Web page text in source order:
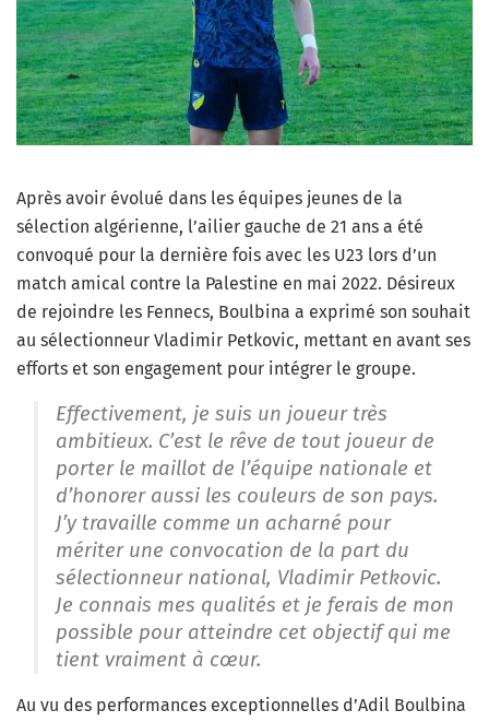
Après avoir évolué dans les équipes jeunes de la
sélection algérienne, l’ailier gauche de 21 ans a été
convoqué pour la dernière fois avec les U23 lors d’un
match amical contre la Palestine en mai 2022. Désireux
de rejoindre les Fennecs, Boulbina a exprimé son souhait
au sélectionneur Vladimir Petkovic, mettant en avant ses
efforts et son engagement pour intégrer le groupe.
Effectivement, je suis un joueur très
ambitieux. C’est le rêve de tout joueur de
porter le maillot de l’équipe nationale et
d’honorer aussi les couleurs de son pays.
J’y travaille comme un acharné pour
mériter une convocation de la part du
sélectionneur national, Vladimir Petkovic.
Je connais mes qualités et je ferais de mon
possible pour atteindre cet objectif qui me
tient vraiment à cœur.
Au vu des performances exceptionnelles d’Adil Boulbina